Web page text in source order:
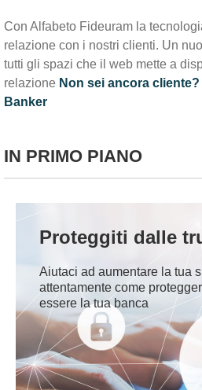
Tel:
059/6229020
Fax:
059/6223115
Con Alfabeto Fideuram la
relazione con i nostri clienti. Un
tutti gli spazi che il web mette a
relazione Non sei ancora
Banker
IN PRIMO PIANO
Proteggiti dalle
Aiutaci ad aumentare la tua
attentamente come
essere la tua banca